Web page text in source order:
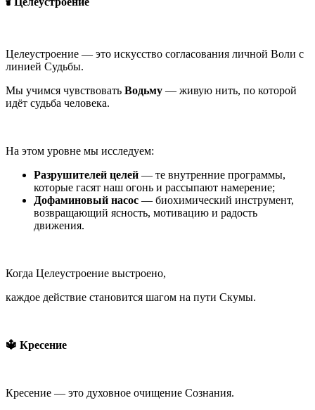
Целеустроение — это искусство согласования личной Воли с
линией Судьбы.
Мы учимся чувствовать Водьму — живую нить, по которой
идёт судьба человека.
На этом уровне мы исследуем:
Разрушителей целей — те внутренние программы,
которые гасят наш огонь и рассыпают намерение;
Дофаминовый насос — биохимический инструмент,
возвращающий ясность, мотивацию и радость
движения.
Когда Целеустроение выстроено,
каждое действие становится шагом на пути Скумы.
🔱 Кресение
Кресение — это духовное очищение Сознания.